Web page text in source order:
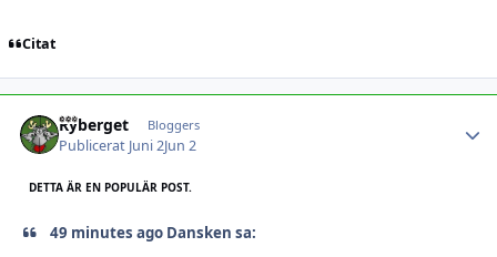
Citat
Ryberget Bloggers
Publicerat Juni 2Jun 2
DETTA ÄR EN POPULÄR POST.
49 minutes ago Dansken sa: